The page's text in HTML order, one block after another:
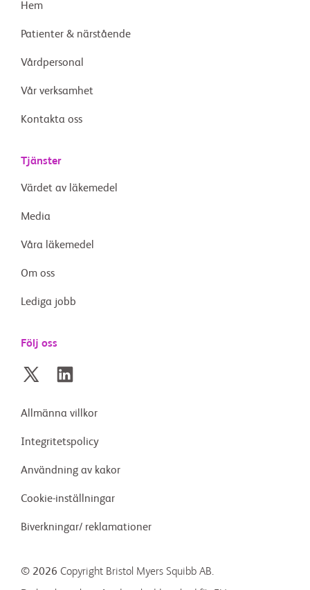
Hem
Patienter & närstående
Vårdpersonal
Vår verksamhet
Kontakta oss
Tjänster
Värdet av läkemedel
Media
Våra läkemedel
Om oss
Lediga jobb
Följ oss
Allmänna villkor
Integritetspolicy
Användning av kakor
Cookie-inställningar
Biverkningar/ reklamationer
© 2026 Copyright Bristol Myers Squibb AB.